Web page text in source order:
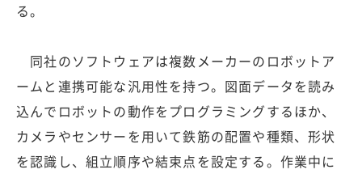
る。
同社のソフトウェアは複数メーカーのロボットア
ームと連携可能な汎用性を持つ。図面データを読み
込んでロボットの動作をプログラミングするほか、
カメラやセンサーを用いて鉄筋の配置や種類、形状
を認識し、組立順序や結束点を設定する。作業中に